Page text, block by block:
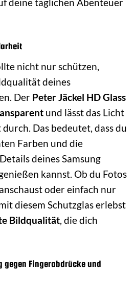
deine täglichen Abenteuer
nicht nur schützen,
deines
Der Peter Jäckel HD Glass
und lässt das Licht
Das bedeutet, dass du
Farben und die
deines Samsung
kannst. Ob du Fotos
oder einfach nur
diesem Schutzglas erlebst
Bildqualität, die dich
gegen Fingerabdrücke und